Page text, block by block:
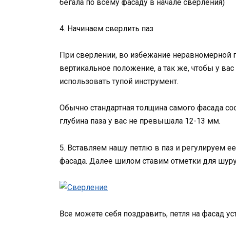
бегала по всему фасаду в начале сверления)
4. Начинаем сверлить паз
При сверлении, во избежание неравномерной
вертикальное положение, а так же, чтобы у
использовать тупой инструмент.
Обычно стандартная толщина самого фасада
глубина паза у вас не превышала 12-13 мм.
5. Вставляем нашу петлю в паз и регулируем
фасада. Далее шилом ставим отметки для
Все можете себя поздравить, петля на фасад